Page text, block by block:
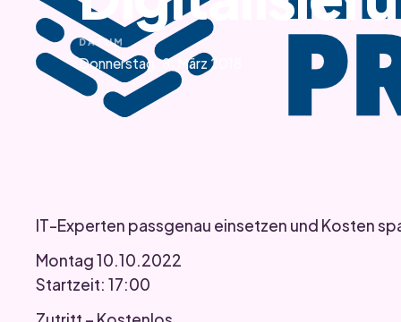
DATUM
Donnerstag, 8. März 2018
IT-Experten passgenau einsetzen und Kosten
Montag 10.10.2022
Startzeit: 17:00